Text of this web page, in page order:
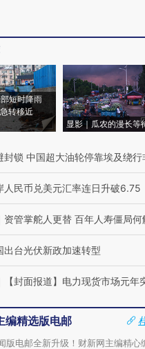
短时降雨
转移近
显影｜瓜农的漫长等
封锁 中国超大油轮停靠埃及绕行
人民币兑美元汇率连日升破6.75
资管掌舵人更替 百年人寿僵局何
出台光伏新政加速转型
【封面报道】电力现货市场元年
编精选版电邮
版电邮全新升级！财新网主编精心